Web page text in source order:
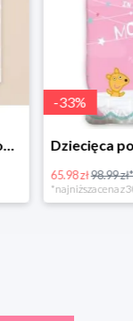
-33%
65.98 zł98.99 zł*
*najniższa cena z